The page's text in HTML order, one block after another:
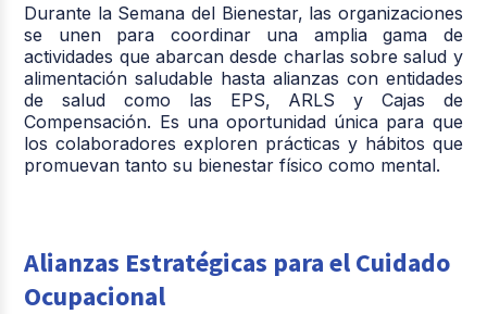
Durante la Semana del Bienestar, las organizaciones
se unen para coordinar una amplia gama de
actividades que abarcan desde charlas sobre salud y
alimentación saludable hasta alianzas con entidades
de salud como las EPS, ARLS y Cajas de
Compensación. Es una oportunidad única para que
los colaboradores exploren prácticas y hábitos que
promuevan tanto su bienestar físico como mental.
Alianzas Estratégicas para el Cuidado
Ocupacional